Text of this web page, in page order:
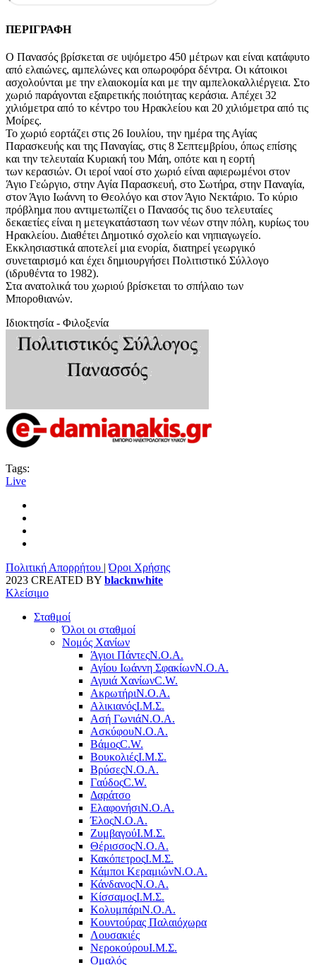
ΠΕΡΙΓΡΑΦΗ
Ο Πανασός βρίσκεται σε υψόμετρο 450 μέτρων και είναι κατάφυτο
από ελαιώνες, αμπελώνες και οπωροφόρα δέντρα. Οι κάτοικοι
ασχολούνται με την ελαιοκομία και με την αμπελοκαλλιέργεια. Στο
χωριό παράγονται εξαιρετικής ποιότητας κεράσια. Απέχει 32
χιλιόμετρα από το κέντρο του Ηρακλείου και 20 χιλιόμετρα από τις
Μοίρες.
Το χωριό εορτάζει στις 26 Ιουλίου, την ημέρα της Αγίας
Παρασκευής και της Παναγίας, στις 8 Σεπτεμβρίου, όπως επίσης
και την τελευταία Κυριακή του Μάη, οπότε και η εορτή
των κερασιών. Οι ιεροί ναοί στο χωριό είναι αφιερωμένοι στον
Άγιο Γεώργιο, στην Αγία Παρασκευή, στο Σωτήρα, στην Παναγία,
στον Άγιο Ιωάννη το Θεολόγο και στον Άγιο Νεκτάριο. Το κύριο
πρόβλημα που αντιμετωπίζει ο Πανασός τις δυο τελευταίες
δεκαετίες είναι η μετεγκατάσταση των νέων στην πόλη, κυρίως του
Ηρακλείου. Διαθέτει Δημοτικό σχολείο και νηπιαγωγείο.
Εκκλησιαστικά αποτελεί μια ενορία, διατηρεί γεωργικό
συνεταιρισμό και έχει δημιουργήσει Πολιτιστικό Σύλλογο
(ιδρυθέντα το 1982).
Στα ανατολικά του χωριού βρίσκεται το σπήλαιο των
Μποροθιανών.
Ιδιοκτησία - Φιλοξενία
Tags:
Live
Πολιτική Απορρήτου |Όροι Χρήσης
2023 CREATED BY blacknwhite
Κλείσιμο
Σταθμοί
Όλοι οι σταθμοί
Νομός Χανίων
Άγιοι ΠάντεςΝ.Ο.Α.
Αγίου Ιωάννη ΣφακίωνΝ.Ο.Α.
Αγυιά ΧανίωνC.W.
ΑκρωτήριΝ.Ο.Α.
ΑλικιανόςΙ.Μ.Σ.
Ασή ΓωνιάΝ.Ο.Α.
ΑσκύφουΝ.Ο.Α.
ΒάμοςC.W.
ΒουκολιέςΙ.Μ.Σ.
ΒρύσεςΝ.Ο.Α.
ΓαύδοςC.W.
Δαράτσο
ΕλαφονήσιΝ.Ο.Α.
ΈλοςΝ.Ο.Α.
ΖυμβαγούΙ.Μ.Σ.
ΘέρισσοςΝ.Ο.Α.
ΚακόπετροςΙ.Μ.Σ.
Κάμποι ΚεραμιώνΝ.Ο.Α.
ΚάνδανοςΝ.Ο.Α.
ΚίσσαμοςΙ.Μ.Σ.
ΚολυμπάριΝ.Ο.Α.
Κουντούρας Παλαιόχωρα
Λουσακιές
ΝεροκούρουΙ.Μ.Σ.
Ομαλός